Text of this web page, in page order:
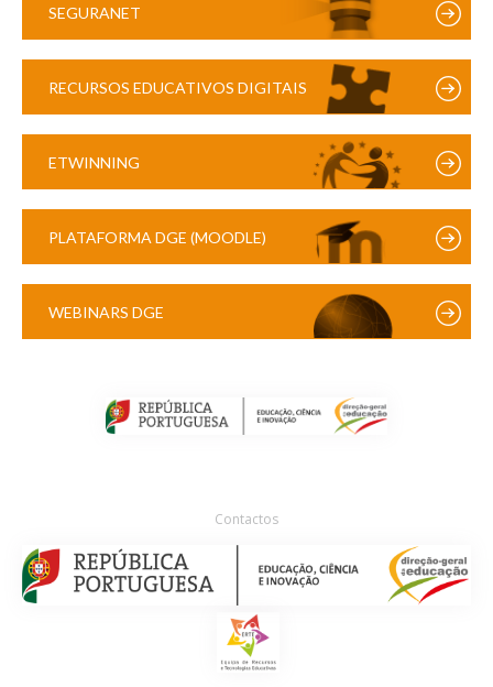
SEGURANET
RECURSOS EDUCATIVOS DIGITAIS
ETWINNING
PLATAFORMA DGE (MOODLE)
WEBINARS DGE
Contactos